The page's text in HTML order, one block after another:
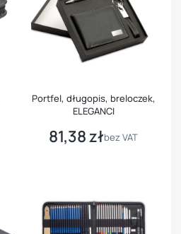
Portfel, długopis, breloczek,
ELEGANCI
Cena
81,38 złbez VAT